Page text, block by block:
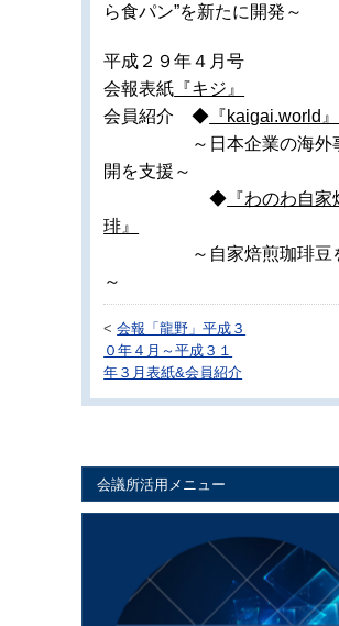
ら食パン”を新たに開発～
平成２９年４月号
会報表紙 『キジ』
会員紹介 ◆ 『kaigai.world』
～日本企業の海外事
開を支援～
◆ 『わのわ自家
琲』
～自家焙煎珈琲豆
～
<会報「龍野」平成３
０年４月～平成３１
年３月表紙&会員紹介
会議所活用メニュー